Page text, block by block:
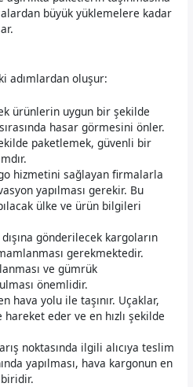
büyük yüklemelere kadar
adımlardan oluşur:
ürünlerin uygun bir şekilde
hasar görmesini önler.
paketlemek, güvenli bir
hizmetini sağlayan firmalarla
yapılması gerekir. Bu
ülke ve ürün bilgileri
gönderilecek kargoların
gerekmektedir.
ve gümrük
önemlidir.
hava yolu ile taşınır. Uçaklar,
eder ve en hızlı şekilde
noktasında ilgili alıcıya teslim
yapılması, hava kargonun en